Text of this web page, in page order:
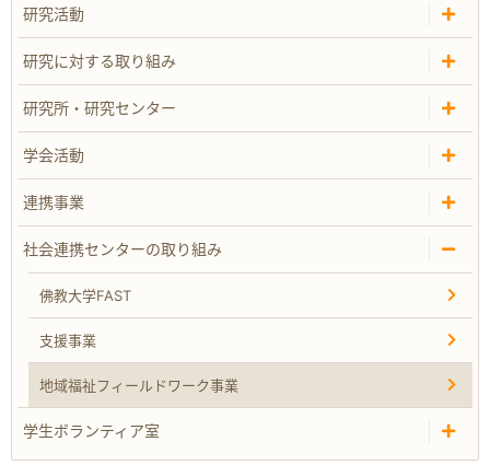
研究活動
研究に対する取り組み
研究所・研究センター
学会活動
連携事業
社会連携センターの取り組み
佛教大学FAST
支援事業
地域福祉フィールドワーク事業
学生ボランティア室